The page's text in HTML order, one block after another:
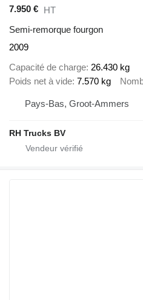
7.950 € HT
Semi-remorque fourgon
2009
Capacité de charge 26.430 kg
Poids net à vide 7.570 kg
Pays-Bas, Groot-Ammers
RH Trucks BV